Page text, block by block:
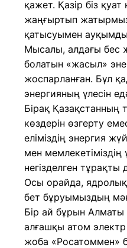
қажет. Қазір біз
жаңғыртып
қатысуымен
Мысалы, алдағы бес
болатын «жасыл»
жоспарланған. Бұл
энергияның үлесін
Бірақ Қазақстанның
көздерін өзгерту
еліміздің энергия
мен мемлекетіміздің
негізделген
Осы орайда,
бет бұруымыздың
Бір ай бұрын
алғашқы атом
жоба «Росатоммен»